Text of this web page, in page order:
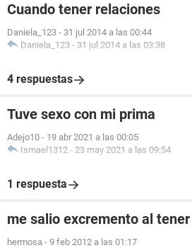
Cuando tener relaciones
Daniela_123 - 31 jul 2014 a las 00:44
Daniela_123 - 31 jul 2014 a las 03:38
4 respuestas
Tuve sexo con mi prima
Adejo10 - 19 abr 2021 a las 00:05
Ismael1312 - 23 may 2021 a las 09:54
1 respuesta
me salio excremento al
hermosa - 9 feb 2012 a las 01:17